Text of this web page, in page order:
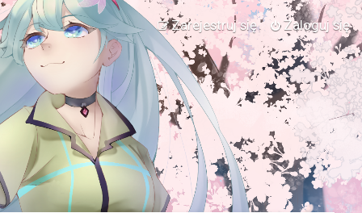
Zaloguj się
Zarejestruj się